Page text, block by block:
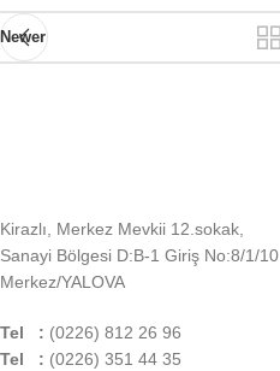
Newer
Kirazlı, Merkez Mevkii 12.sokak,
Sanayi Bölgesi D:B-1 Giriş No:8/1/10
Merkez/YALOVA
Tel : (0226) 812 26 96
Tel : (0226) 351 44 35